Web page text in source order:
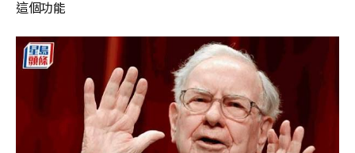
這個功能